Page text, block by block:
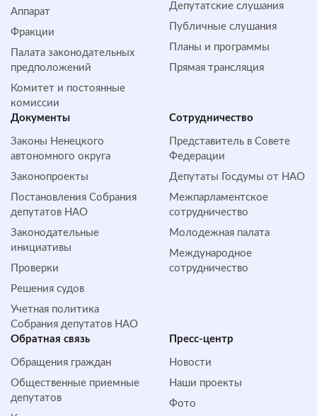
Аппарат
Фракции
Палата законодательных
предположений
Комитет и постоянные
комиссии
Депутатские слушания
Публичные слушания
Планы и программы
Прямая трансляция
Документы
Законы Ненецкого
автономного округа
Законопроекты
Постановления Собрания
депутатов НАО
Законодательные
инициативы
Проверки
Решения судов
Учетная политика
Собрания депутатов НАО
Сотрудничество
Представитель в Совете
Федерации
Депутаты Госдумы от НАО
Межпарламентское
сотрудничество
Молодежная палата
Международное
сотрудничество
Обратная cвязь
Обращения граждан
Общественные приемные
депутатов
Пресс-центр
Новости
Наши проекты
Фото